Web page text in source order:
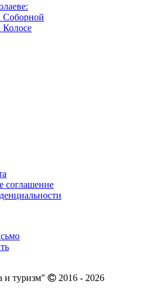
соглашение
и туризм"
2016 - 2026